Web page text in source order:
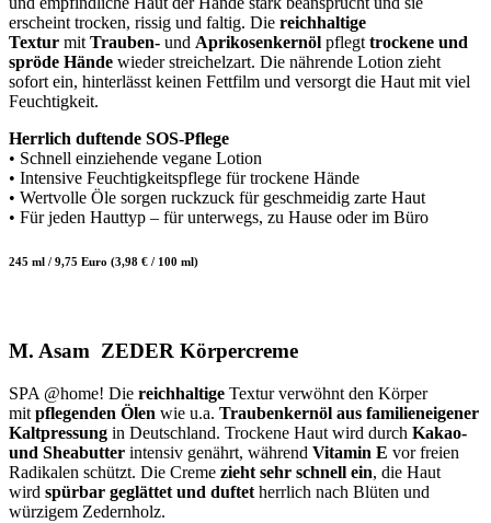
erscheint trocken, rissig und faltig. Die reichhaltige
Textur mit Trauben- und Aprikosenkernöl pflegt trockene und
spröde Hände wieder streichelzart. Die nährende Lotion zieht
sofort ein, hinterlässt keinen Fettfilm und versorgt die Haut mit viel
Feuchtigkeit.
Herrlich duftende SOS-Pflege
• Schnell einziehende vegane Lotion
• Intensive Feuchtigkeitspflege für trockene Hände
• Wertvolle Öle sorgen ruckzuck für geschmeidig zarte Haut
• Für jeden Hauttyp – für unterwegs, zu Hause oder im Büro
245 ml / 9,75 Euro (3,98 € / 100 ml)
M. Asam ZEDER Körpercreme
SPA @home! Die reichhaltige Textur verwöhnt den Körper
mit pflegenden Ölen wie u.a. Traubenkernöl aus familieneigener
Kaltpressung in Deutschland. Trockene Haut wird durch Kakao-
und Sheabutter intensiv genährt, während Vitamin E vor freien
Radikalen schützt. Die Creme zieht sehr schnell ein, die Haut
wird spürbar geglättet und duftet herrlich nach Blüten und
würzigem Zedernholz.